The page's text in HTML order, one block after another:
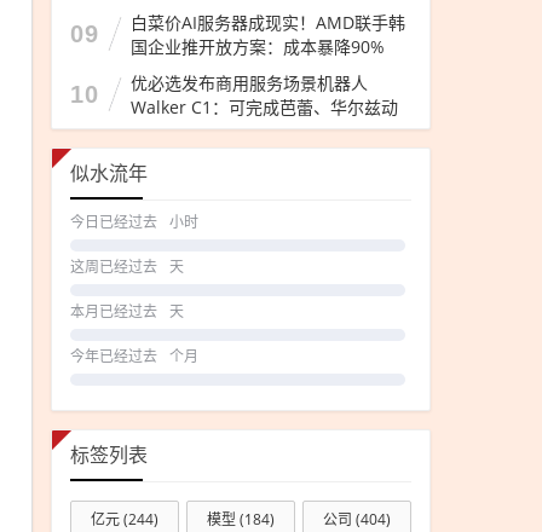
09
白菜价AI服务器成现实！AMD联手韩
国企业推开放方案：成本暴降90%
10
优必选发布商用服务场景机器人
Walker C1：可完成芭蕾、华尔兹动
作
似水流年
今日已经过去 小时
这周已经过去 天
本月已经过去 天
今年已经过去 个月
标签列表
亿元(244) 模型 (184) 公司 (404)